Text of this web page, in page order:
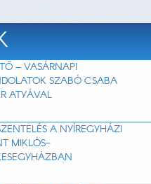
– VASÁRNAPI
SZABÓ CSABA
ATYÁVAL
A NYÍREGYHÁZI
MIKLÓS-